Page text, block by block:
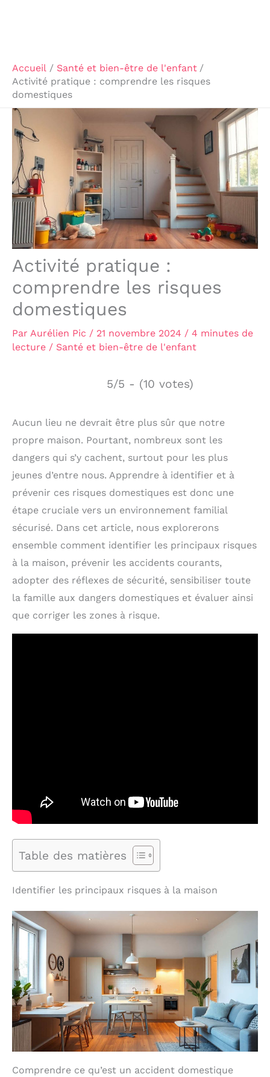
Accueil
Santé et bien-être de l'enfant
Activité pratique : comprendre les risques
domestiques
Activité pratique :
comprendre les risques
domestiques
Par Aurélien Pic / 21 novembre 2024 / 4 minutes de
lecture / Santé et bien-être de l'enfant
5/5 - (10 votes)
Aucun lieu ne devrait être plus sûr que notre
propre maison. Pourtant, nombreux sont les
dangers qui s’y cachent, surtout pour les plus
jeunes d’entre nous. Apprendre à identifier et à
prévenir ces risques domestiques est donc une
étape cruciale vers un environnement familial
sécurisé. Dans cet article, nous explorerons
ensemble comment identifier les principaux risques
à la maison, prévenir les accidents courants,
adopter des réflexes de sécurité, sensibiliser toute
la famille aux dangers domestiques et évaluer ainsi
que corriger les zones à risque.
Table des matières
Identifier les principaux risques à la maison
Comprendre ce qu’est un accident domestique